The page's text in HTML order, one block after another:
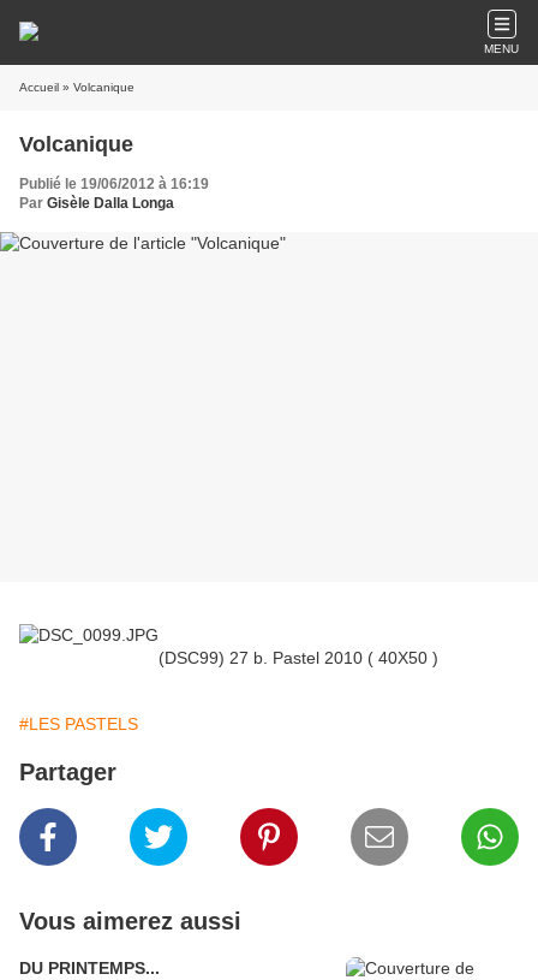
MENU
Accueil » Volcanique
Volcanique
Publié le 19/06/2012 à 16:19
Par Gisèle Dalla Longa
(DSC99) 27 b. Pastel 2010 ( 40X50 )
#LES PASTELS
Partager
Vous aimerez aussi
DU PRINTEMPS...